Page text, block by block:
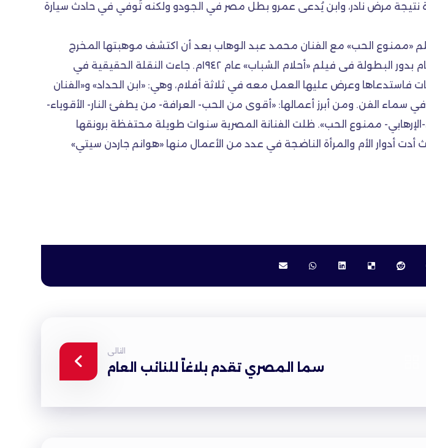
وهي صغيرة نتيجة مرض نادر، وابن يُدعى عمرو بطل مصر في الجودو ولكنه تُوفي في حادث سيارة
كان أول ظهور لها على شاشة السينما عام ١٩٤٠م في فيلم «ممنوع الحب» مع الفنان محمد عبد الوهاب بعد أن اكتشف موهبتها المخرج
محمد كريم، ثم شاركت بدور صغير فى فيلم «رصاصة فى القلب» مما رشحها للقيام بدور البطولة فى فيلم «أحلام الشباب» عام ١٩٤٢م. جاءت النقلة الحقيقية في
وعرض عليها العمل معه في ثلاثة أفلام، وهي: «ابن الحداد» و«الفنان
في سماء الفن. ومن أبرز أعمالها: «أقوى من الحب- العرافة- من يطفئ النار- الأقوياء-
ممنوع الحب». ظلت الفنانة المصرية سنوات طويلة محتفظة برونقها
أدوار الأم والمرأة الناضجة في عدد من الأعمال منها «هوانم جاردن سيتي»
التالى
سما المصري تقدم بلاغاً للنائب العام